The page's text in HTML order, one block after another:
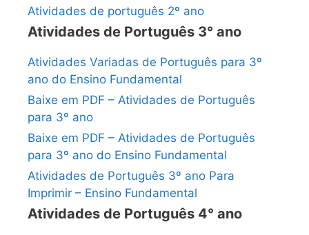
Atividades de português 2º ano
Atividades de Português 3° ano
Atividades Variadas de Português para 3º
ano do Ensino Fundamental
Baixe em PDF – Atividades de Português
para 3º ano
Baixe em PDF – Atividades de Português
para 3º ano do Ensino Fundamental
Atividades de Português 3º ano Para
Imprimir – Ensino Fundamental
Atividades de Português 4° ano